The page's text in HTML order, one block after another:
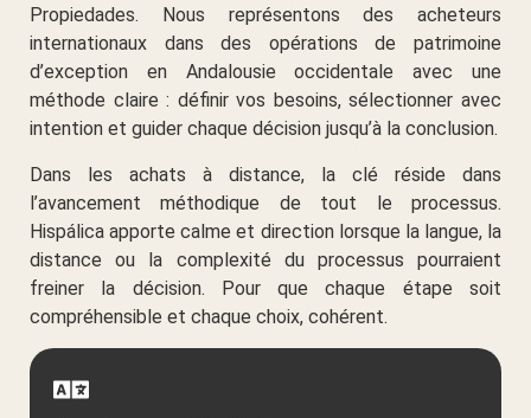
Propiedades. Nous représentons des acheteurs
internationaux dans des opérations de patrimoine
d’exception en Andalousie occidentale avec une
méthode claire : définir vos besoins, sélectionner avec
intention et guider chaque décision jusqu’à la conclusion.
Dans les achats à distance, la clé réside dans
l’avancement méthodique de tout le processus.
Hispálica apporte calme et direction lorsque la langue, la
distance ou la complexité du processus pourraient
freiner la décision. Pour que chaque étape soit
compréhensible et chaque choix, cohérent.